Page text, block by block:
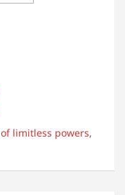
h
arlimitless powers,